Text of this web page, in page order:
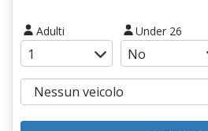
Adulti Under 26